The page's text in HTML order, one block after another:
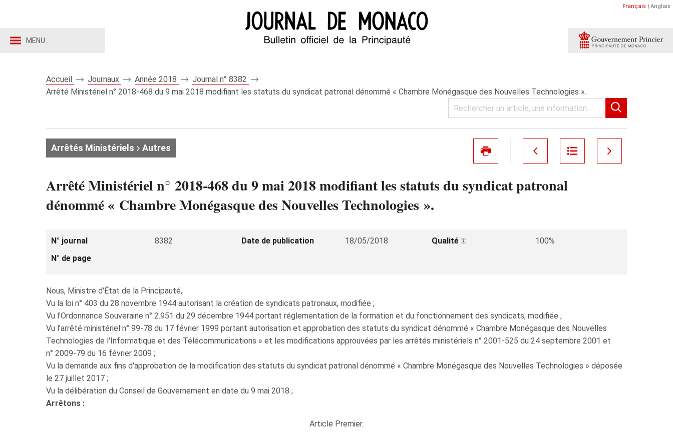
MENU
Français | Anglais
Accueil Journaux Année 2018
Journal n° 8382
Arrêté Ministériel n° 2018-468 du 9 mai 2018 modifiant les statuts du syndicat patronal dénommé « Chambre Monégasque des Nouvelles Technologies ».
Arrêtés Ministériels Autres
Arrêté Ministériel n° 2018-468 du 9 mai 2018 modifiant les statuts du syndicat patronal
dénommé « Chambre Monégasque des Nouvelles Technologies ».
N° journal 8382 Date de publication 18/05/2018 Qualité
100%
N° de page
Nous, Ministre d'État de la Principauté,
Vu la loi n° 403 du 28 novembre 1944 autorisant la création de syndicats patronaux, modifiée ;
Vu l'Ordonnance Souveraine n° 2.951 du 29 décembre 1944 portant réglementation de la formation et du fonctionnement des syndicats, modifiée ;
Vu l'arrêté ministériel n° 99-78 du 17 février 1999 portant autorisation et approbation des statuts du syndicat dénommé « Chambre Monégasque des Nouvelles
Technologies de l'Informatique et des Télécommunications » et les modifications approuvées par les arrêtés ministériels n° 2001-525 du 24 septembre 2001 et
n° 2009-79 du 16 février 2009 ;
Vu la demande aux fins d'approbation de la modification des statuts du syndicat patronal dénommé « Chambre Monégasque des Nouvelles Technologies » déposée
le 27 juillet 2017 ;
Vu la délibération du Conseil de Gouvernement en date du 9 mai 2018 ;
Arrêtons :
Article Premier.